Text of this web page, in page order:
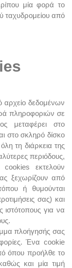
μία φορά το
ταχυδρομείου από
αρχείο δεδομένων
πληροφοριών σε
μεταφέρει στο
στο σκληρό δίσκο
τη διάρκεια της
περιόδους,
εκτελούν
ξεχωρίζουν από
ή θυμούνται
σας) και
ιστότοπους για να
πλοήγησής σας
Ένα cookie
όπου προήλθε το
και μία τιμή